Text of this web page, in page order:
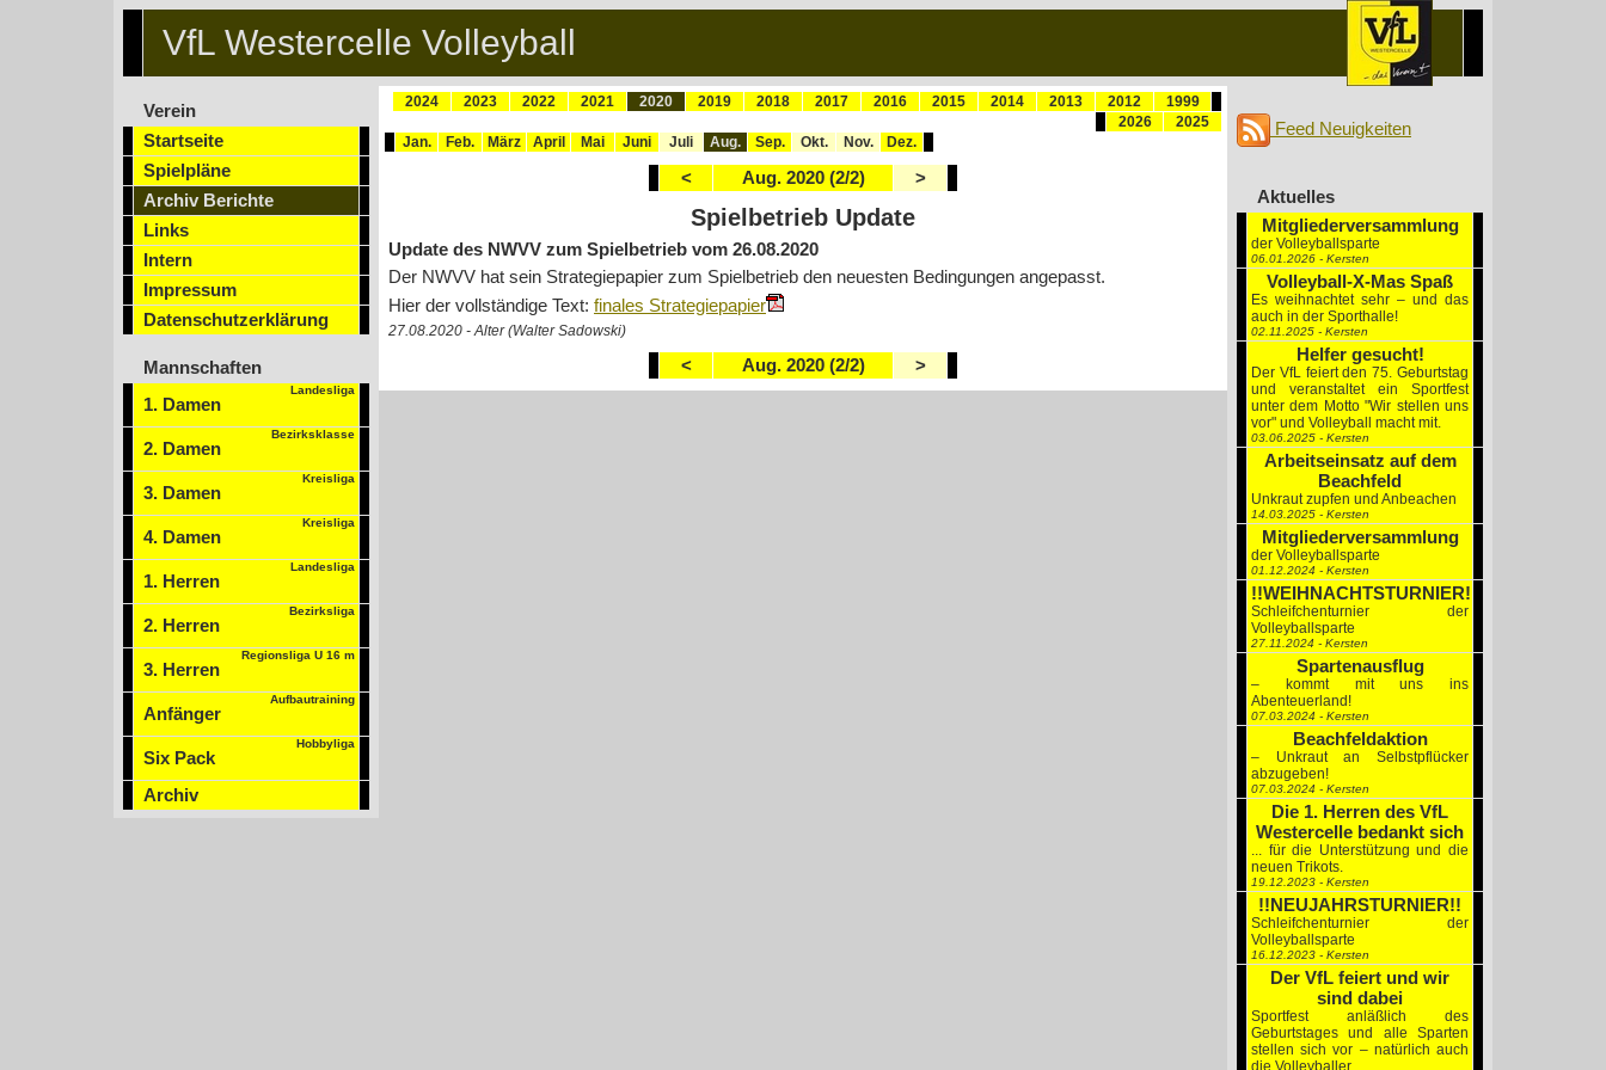
VfL Westercelle Volleyball
Verein
Startseite
Spielpläne
Archiv Berichte
Links
Intern
Impressum
Datenschutzerklärung
Mannschaften
Landesliga
1. Damen
Bezirksklasse
2. Damen
Kreisliga
3. Damen
Kreisliga
4. Damen
Landesliga
1. Herren
Bezirksliga
2. Herren
Regionsliga U 16 m
3. Herren
Aufbautraining
Anfänger
Hobbyliga
Six Pack
Archiv
1999
2012
2013
2014
2015
2016
2017
2018
2019
2020
2021
2022
2023
2024
2025
2026
Jan.
Feb. März April Mai Juni Juli Aug. Sep. Okt. Nov. Dez.
< Aug. 2020 (2/2) >
Spielbetrieb Update
Update des NWVV zum Spielbetrieb vom 26.08.2020
Der NWVV hat sein Strategiepapier zum Spielbetrieb den neuesten Bedingungen angepasst.
Hier der vollständige Text: finales Strategiepapier
27.08.2020 - Alter (Walter Sadowski)
< Aug. 2020 (2/2) >
Feed Neuigkeiten
Aktuelles
Mitgliederversammlung
der Volleyballsparte
06.01.2026 - Kersten
Volleyball-X-Mas Spaß
Es weihnachtet sehr – und das
auch in der Sporthalle!
02.11.2025 - Kersten
Helfer gesucht!
Der VfL feiert den 75. Geburtstag
und veranstaltet ein Sportfest
unter dem Motto "Wir stellen uns
vor" und Volleyball macht mit.
03.06.2025 - Kersten
Arbeitseinsatz auf dem
Beachfeld
Unkraut zupfen und Anbeachen
14.03.2025 - Kersten
Mitgliederversammlung
der Volleyballsparte
01.12.2024 - Kersten
!!WEIHNACHTSTURNIER!!
Schleifchenturnier der
Volleyballsparte
27.11.2024 - Kersten
Spartenausflug
– kommt mit uns ins
Abenteuerland!
07.03.2024 - Kersten
Beachfeldaktion
– Unkraut an Selbstpflücker
abzugeben!
07.03.2024 - Kersten
Die 1. Herren des VfL
Westercelle bedankt sich
... für die Unterstützung und die
neuen Trikots.
19.12.2023 - Kersten
!!NEUJAHRSTURNIER!!
Schleifchenturnier der
Volleyballsparte
16.12.2023 - Kersten
Der VfL feiert und wir
sind dabei
Sportfest anläßlich des
Geburtstages und alle Sparten
stellen sich vor – natürlich auch
die Volleyballer